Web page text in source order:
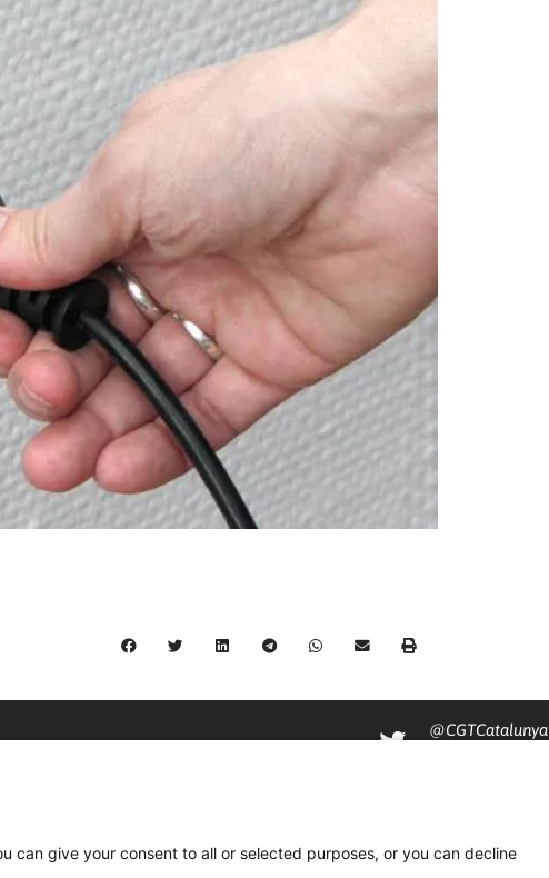
@CGTCatalunya
cgtcatalunya
can give your consent to all or selected purposes, or you can decline